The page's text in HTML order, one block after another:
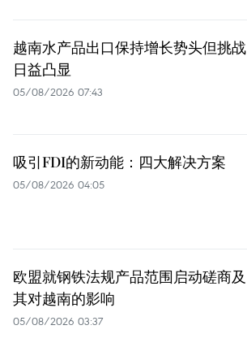
越南水产品出口保持增长势头但挑战
日益凸显
05/08/2026 07:43
吸引FDI的新动能：四大解决方案
05/08/2026 04:05
欧盟就钢铁法规产品范围启动磋商及
其对越南的影响
05/08/2026 03:37